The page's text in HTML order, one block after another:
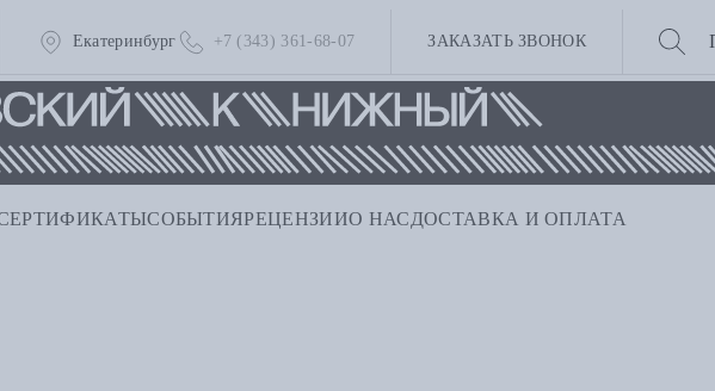
Екатеринбург +7 (343) 361-68-07 ЗАКАЗАТЬ ЗВОНОК
СОБЫТИЯРЕЦЕНЗИИО НАС ДОСТАВКА И ОПЛАТА